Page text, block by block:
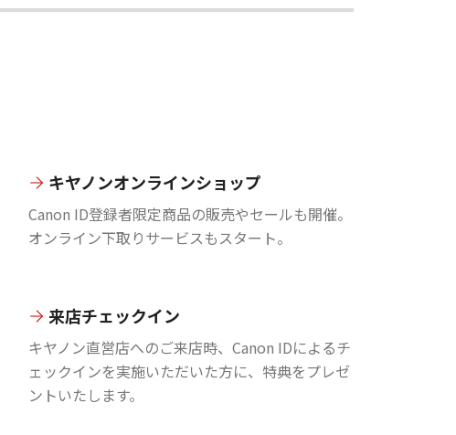
キヤノンオンラインショップ
Canon ID登録者限定商品の販売やセールも開催。
オンライン下取りサービスもスタート。
来店チェックイン
キヤノン直営店へのご来店時、Canon IDによるチ
ェックインを実施いただいた方に、特典をプレゼ
ントいたします。